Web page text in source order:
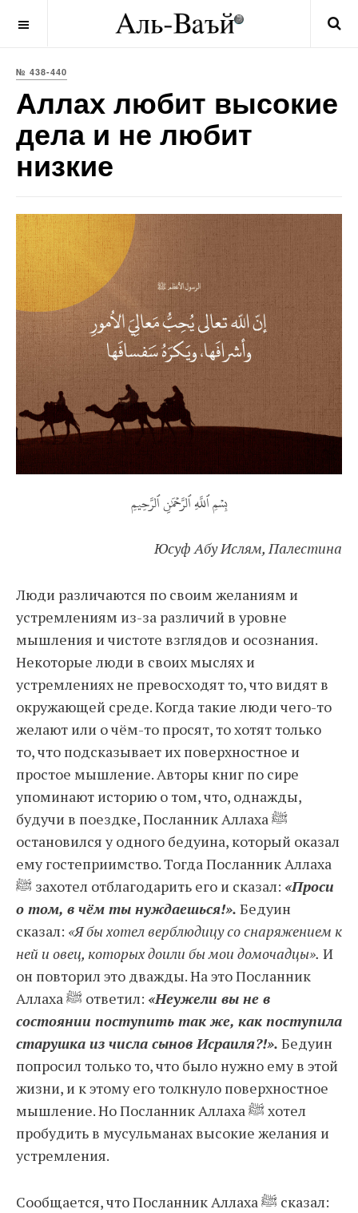
№ 438-440
Аллах любит высокие
дела и не любит
низкие
بِسۡمِ ٱللَّهِ ٱلرَّحۡمَٰنِ ٱلرَّحِيمِ
Юсуф Абу Ислям, Палестина
Люди различаются по своим желаниям и
устремлениям из-за различий в уровне
мышления и чистоте взглядов и осознания.
Некоторые люди в своих мыслях и
устремлениях не превосходят то, что видят в
окружающей среде. Когда такие люди чего-то
желают или о чём-то просят, то хотят только
то, что подсказывает их поверхностное и
простое мышление. Авторы книг по сире
упоминают историю о том, что, однажды,
будучи в поездке, Посланник Аллаха ﷺ
остановился у одного бедуина, который оказал
ему гостеприимство. Тогда Посланник Аллаха
ﷺ захотел отблагодарить его и сказал: «Проси
о том, в чём ты нуждаешься!». Бедуин
сказал: «Я бы хотел верблюдицу со снаряжением к
ней и овец, которых доили бы мои домочадцы». И
он повторил это дважды. На это Посланник
Аллаха ﷺ ответил: «Неужели вы не в
состоянии поступить так же, как поступила
старушка из числа сынов Исраиля?!». Бедуин
попросил только то, что было нужно ему в этой
жизни, и к этому его толкнуло поверхностное
мышление. Но Посланник Аллаха ﷺ хотел
пробудить в мусульманах высокие желания и
устремления.
Сообщается, что Посланник Аллаха ﷺ сказал: